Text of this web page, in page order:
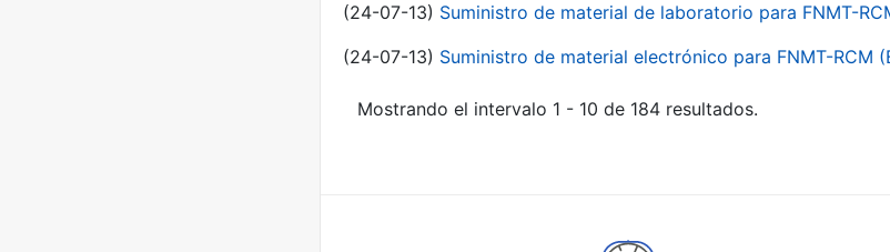
(24-07-13) Suministro de material de laboratorio para FNMT-
(24-07-13) Suministro de material electrónico para FNMT-RCM
Mostrando el intervalo 1 - 10 de 184 resultados.